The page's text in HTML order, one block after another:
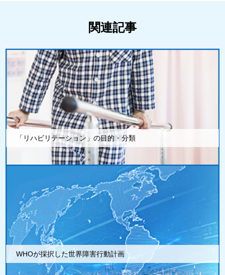
関連記事
「リハビリテーション」の目的・分類
WHOが採択した世界障害行動計画